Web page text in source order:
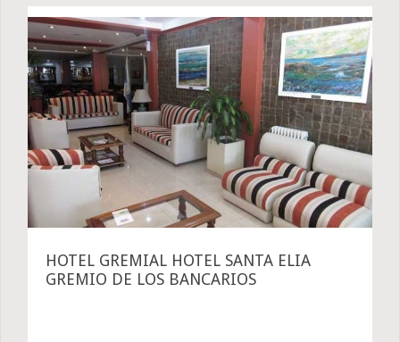
HOTEL GREMIAL HOTEL SANTA ELIA
GREMIO DE LOS BANCARIOS